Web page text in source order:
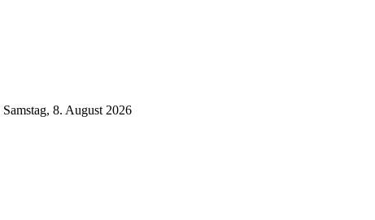
Samstag, 8. August 2026